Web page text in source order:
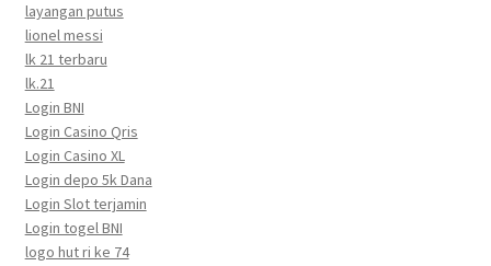
layangan putus
lionel messi
lk 21 terbaru
lk.21
Login BNI
Login Casino Qris
Login Casino XL
Login depo 5k Dana
Login Slot terjamin
Login togel BNI
logo hut ri ke 74